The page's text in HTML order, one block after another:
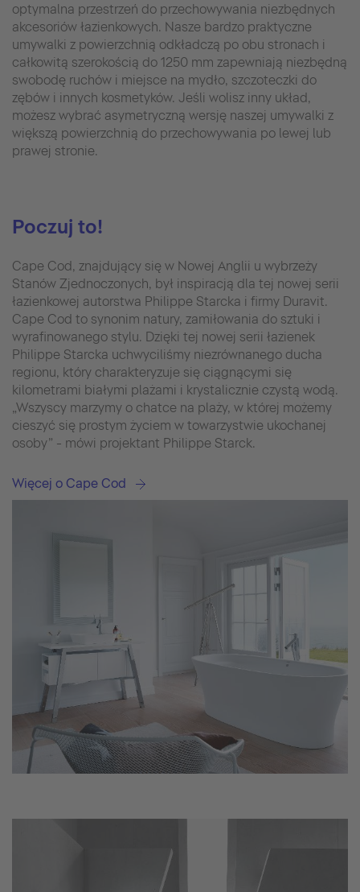
optymalna przestrzeń do przechowywania niezbędnych
akcesoriów łazienkowych. Nasze bardzo praktyczne
umywalki z powierzchnią odkładczą po obu stronach i
całkowitą szerokością do 1250 mm zapewniają niezbędną
swobodę ruchów i miejsce na mydło, szczoteczki do
zębów i innych kosmetyków. Jeśli wolisz inny układ,
możesz wybrać asymetryczną wersję naszej umywalki z
większą powierzchnią do przechowywania po lewej lub
prawej stronie.
Poczuj to!
Cape Cod, znajdujący się w Nowej Anglii u wybrzeży
Stanów Zjednoczonych, był inspiracją dla tej nowej serii
łazienkowej autorstwa Philippe Starcka i firmy Duravit.
Cape Cod to synonim natury, zamiłowania do sztuki i
wyrafinowanego stylu. Dzięki tej nowej serii łazienek
Philippe Starcka uchwyciliśmy niezrównanego ducha
regionu, który charakteryzuje się ciągnącymi się
kilometrami białymi plażami i krystalicznie czystą wodą.
„Wszyscy marzymy o chatce na plaży, w której możemy
cieszyć się prostym życiem w towarzystwie ukochanej
osoby” - mówi projektant Philippe Starck.
Więcej o Cape Cod